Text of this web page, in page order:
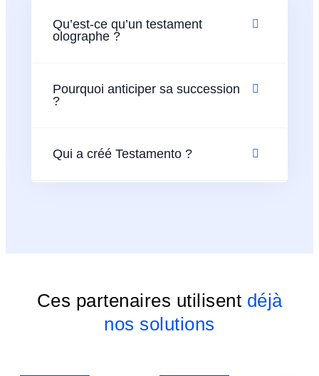
Qu’est-ce qu’un testament
olographe ?
Pourquoi anticiper sa succession
?
Qui a créé Testamento ?
Ces partenaires utilisent déjà
nos solutions